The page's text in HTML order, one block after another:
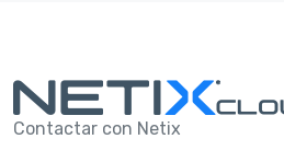
Contactar con Netix